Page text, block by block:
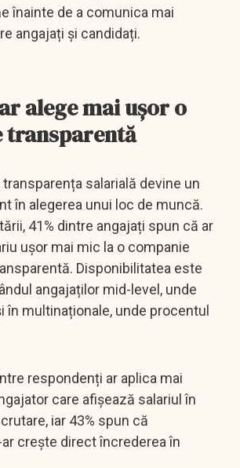
înainte de a comunica mai
angajați și candidați.
alege mai ușor o
transparentă
salarială devine un
în alegerea unui loc de muncă.
41% dintre angajați spun că ar
ușor mai mic la o companie
Disponibilitatea este
angajaților mid-level, unde
în multinaționale, unde procentul
respondenți ar aplica mai
care afișează salariul în
iar 43% spun că
crește direct încrederea în